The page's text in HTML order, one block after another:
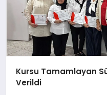
Kursu Tamamlayan
Verildi